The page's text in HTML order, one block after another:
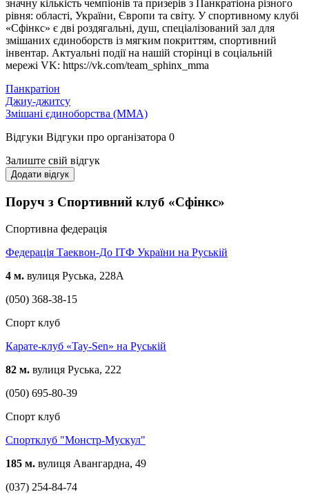
значну кількість чемпіонів та призерів з Панкратіона різного
рівня: області, України, Європи та світу. У спортивному клубі
«Сфінкс» є дві роздягальні, душ, спеціалізований зал для
змішаних єдиноборств із мягким покриттям, спортивний
інвентар. Актуальні події на нашій сторінці в соціальній
мережі VK: https://vk.com/team_sphinx_mma
Панкратіон
Джиу-джитсу
Змішані єдиноборства (ММА)
Відгуки Відгуки про організатора 0
Залиште свій відгук
Додати відгук
Поруч з Спортивний клуб «Сфінкс»
Спортивна федерація
Федерація Таеквон-До ІТФ України на Руській
4 м. вулиця Руська, 228А
(050) 368-38-15
Спорт клуб
Карате-клуб «Tay-Sen» на Руській
82 м. вулиця Руська, 222
(050) 695-80-39
Спорт клуб
Спортклуб "Монстр-Мускул"
185 м. вулиця Авангардна, 49
(037) 254-84-74